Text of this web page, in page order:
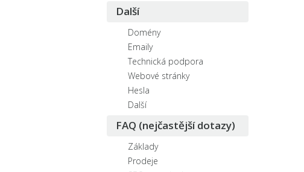
Další
Domény
Emaily
Technická podpora
Webové stránky
Hesla
Další
FAQ (nejčastější dotazy)
Základy
Prodeje